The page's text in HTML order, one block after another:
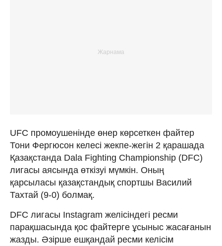
UFC промоушенінде өнер көрсеткен файтер
Тони Фергюсон келесі жекпе-жегін 2 қарашада
Қазақстанда Dala Fighting Championship (DFC)
лигасы аясында өткізуі мүмкін. Оның
қарсыласы қазақстандық спортшы Василий
Тахтай (9-0) болмақ.
DFC лигасы Instagram желісіндегі ресми
парақшасында қос файтерге ұсыныс жасағанын
жазды. Әзірше ешқандай ресми келісім